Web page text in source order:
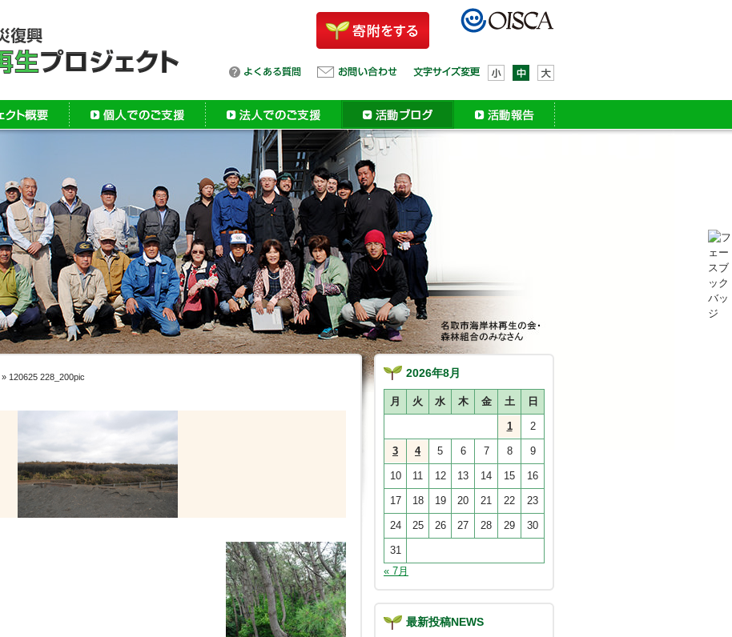
» 120625 228_200pic 2026年8月
月 火 水 木 金 土 日
1 2
3 4 5 6 7 8 9
10 11 12 13 14 15 16
17 18 19 20 21 22 23
24 25 26 27 28 29 30
31
« 7月
最新投稿NEWS